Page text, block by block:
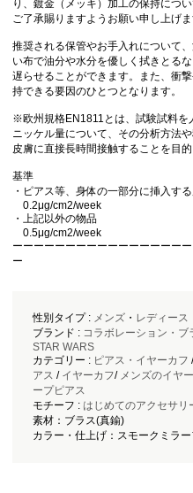
り、鍍金（メッキ）加工の保持につ
ご了承賜りますようお願い申し上げま
推奨される保管やお手入れについて
い布で油分や水分を優しく拭きとる
遅らせることができます。 また、衝
持できる要因のひとつとなります。
※欧州規格EN1811とは、試験試料を
ニッケル量について、その分析方法
皮膚に直接長時間接触することを目
基準
・ピアス等、身体の一部分に挿入す
0.2μg/cm2/week
・上記以外の物品
0.5μg/cm2/week
ーーーーーーーーーーーーーーーー
ー
性別タイプ : メンズ・ レディース
ブランド : コラボレーション・ブ
STAR WARS
カテゴリー : ピアス・イヤーカフ
アス / イヤーカフ/ メンズのイヤ
ープピアス
モチーフ : はじめてのアクセサリ
素材：ブラス(真鍮)
カラー・仕上げ：スモークミラ